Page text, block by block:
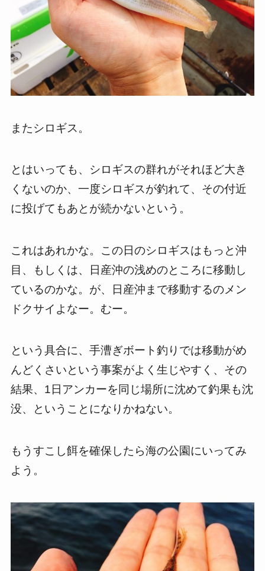
またシロギス。
とはいっても、シロギスの群れがそれほど大き
くないのか、一度シロギスが釣れて、その付近
に投げてもあとが続かないという。
これはあれかな。この日のシロギスはもっと沖
目、もしくは、日産沖の浅めのところに移動し
ているのかな。が、日産沖まで移動するのメン
ドクサイよなー。むー。
という具合に、手漕ぎボート釣りでは移動がめ
んどくさいという事案がよく生じやすく、その
結果、1日アンカーを同じ場所に沈めて釣果も沈
没、ということになりかねない。
もうすこし餌を確保したら海の公園にいってみ
よう。